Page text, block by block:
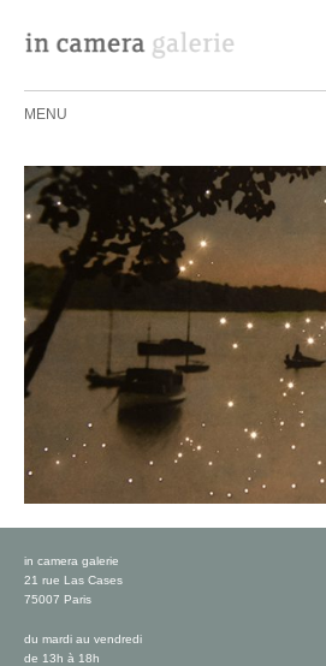
MENU
in camera galerie
21 rue Las Cases
75007 Paris
du mardi au vendredi
de 13h à 18h